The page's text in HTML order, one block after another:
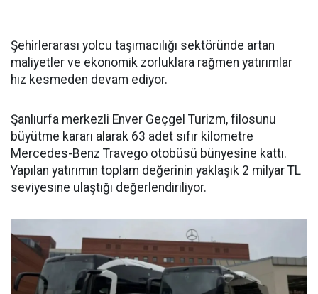
Şehirlerarası yolcu taşımacılığı sektöründe artan
maliyetler ve ekonomik zorluklara rağmen yatırımlar
hız kesmeden devam ediyor.
Şanlıurfa merkezli Enver Geçgel Turizm, filosunu
büyütme kararı alarak 63 adet sıfır kilometre
Mercedes-Benz Travego otobüsü bünyesine kattı.
Yapılan yatırımın toplam değerinin yaklaşık 2 milyar TL
seviyesine ulaştığı değerlendiriliyor.